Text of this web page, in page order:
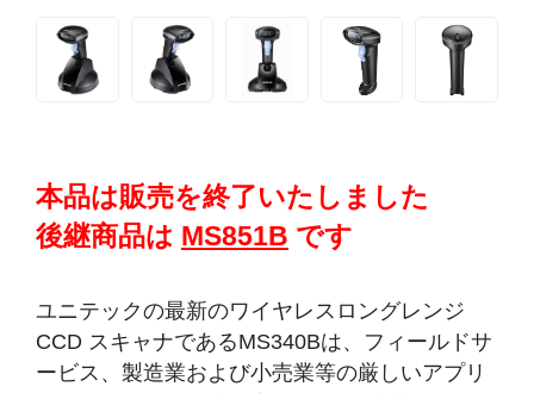
本品は販売を終了いたしました
後継商品は MS851B です
ユニテックの最新のワイヤレスロングレンジ
CCD スキャナであるMS340Bは、フィールドサ
ービス、製造業および小売業等の厳しいアプリ